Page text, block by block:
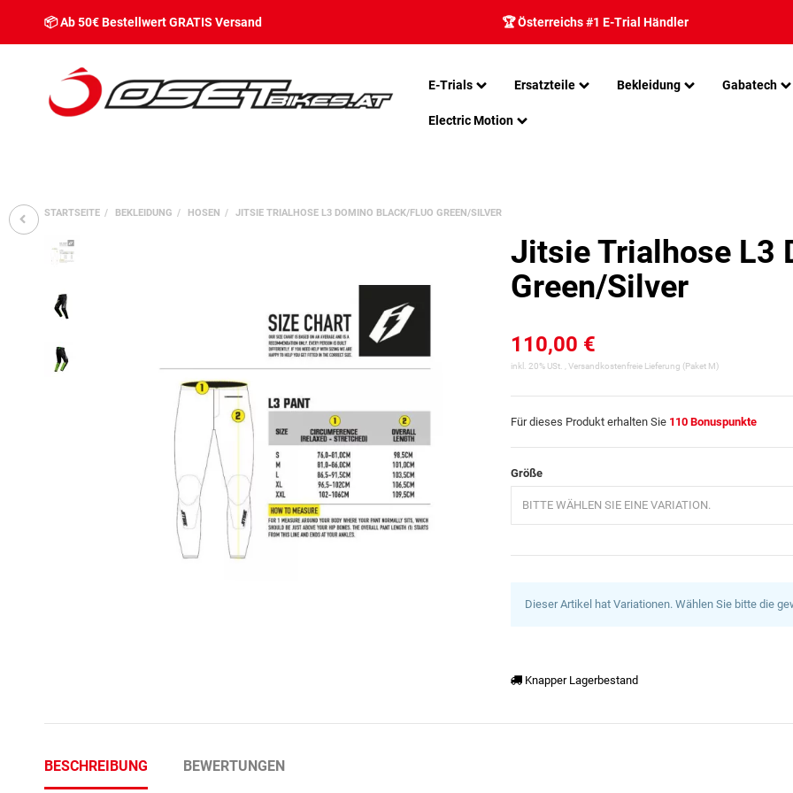
📦 Ab 50€ Bestellwert GRATIS Versand 🏆 Österreichs #1 E-Trial Händler
E-Trials Ersatzteile Bekleidung Gabatech
Electric Motion
STARTSEITE BEKLEIDUNG HOSEN JITSIE TRIALHOSE L3 DOMINO BLACK/FLUO GREEN/SILVER
Jitsie Trialhose L3
Green/Silver
110,00 €
inkl. 20% USt. , Versandkostenfreie Lieferung (Paket M)
Für dieses Produkt erhalten Sie 110Bonuspunkte
Größe
BITTE WÄHLEN SIE EINE VARIATION.
Dieser Artikel hat Variationen. Wählen Sie bitte die
Knapper Lagerbestand
BESCHREIBUNG BEWERTUNGEN